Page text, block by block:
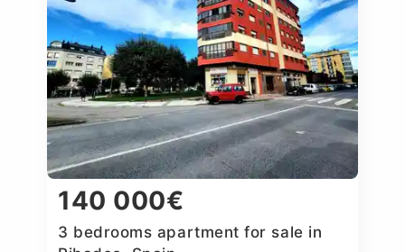
140 000€
3 bedrooms apartment for sale in